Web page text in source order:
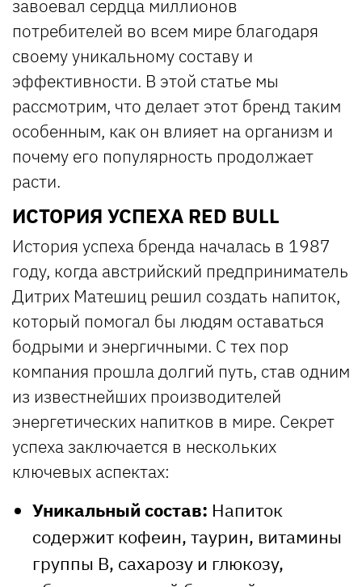
завоевал сердца миллионов
потребителей во всем мире благодаря
своему уникальному составу и
эффективности. В этой статье мы
рассмотрим, что делает этот бренд таким
особенным, как он влияет на организм и
почему его популярность продолжает
расти.
ИСТОРИЯ УСПЕХА RED BULL
История успеха бренда началась в 1987
году, когда австрийский предприниматель
Дитрих Матешиц решил создать напиток,
который помогал бы людям оставаться
бодрыми и энергичными. С тех пор
компания прошла долгий путь, став одним
из известнейших производителей
энергетических напитков в мире. Секрет
успеха заключается в нескольких
ключевых аспектах:
Уникальный состав: Напиток
содержит кофеин, таурин, витамины
группы B, сахарозу и глюкозу,